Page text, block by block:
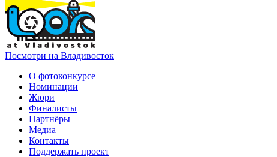
Посмотри на Владивосток
О фотоконкурсе
Номинации
Жюри
Финалисты
Партнёры
Медиа
Контакты
Поддержать проект